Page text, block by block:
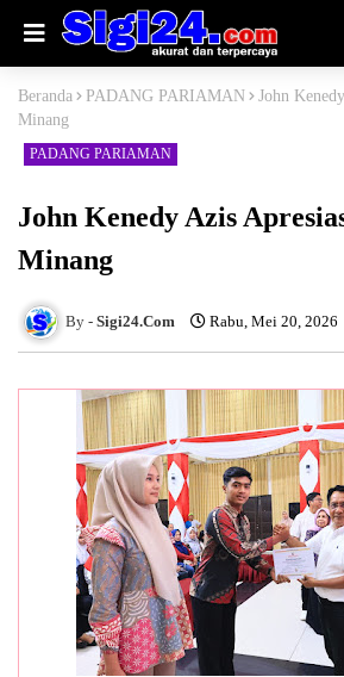
Beranda PADANG PARIAMAN
John
Minang
PADANG PARIAMAN
John Kenedy Azis
Minang
Sigi24.Com Rabu, Mei 20, 2026